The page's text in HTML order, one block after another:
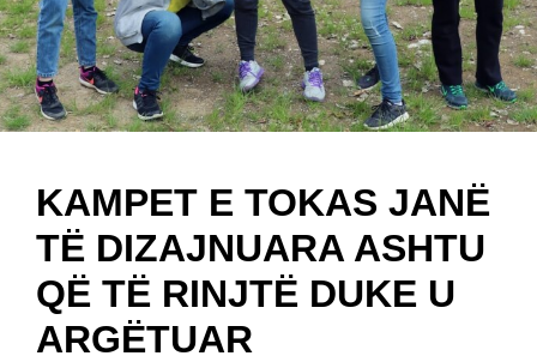
KAMPET E TOKAS JANË
TË DIZAJNUARA ASHTU
QË TË RINJTË DUKE U
ARGËTUAR